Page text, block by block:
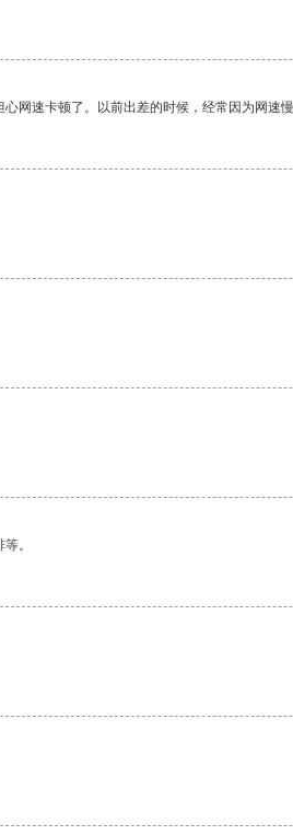
速卡顿了。以前出差的时候，经常因为网速
。